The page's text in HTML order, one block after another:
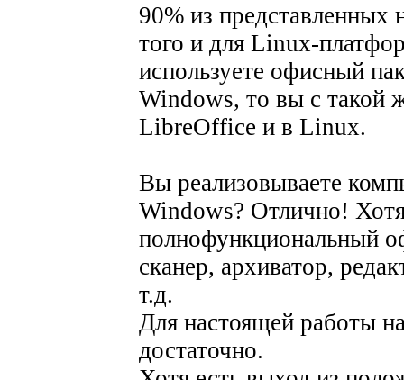
90% из представленных
того и для Linux-
используете офисный
Windows, то вы с такой
LibreOffice и в Linux.
Вы реализовываете
Windows? Отлично!
полнофункциональный
сканер, архиватор,
т.д.
Для настоящей работы
достаточно.